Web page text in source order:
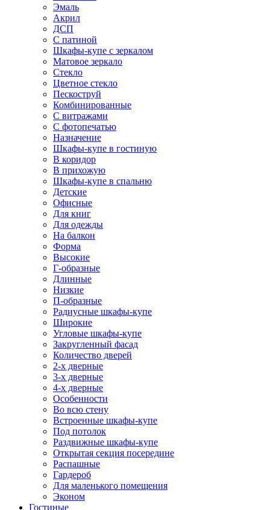
Эмаль
Акрил
ДСП
С патиной
Шкафы-купе с зеркалом
Матовое зеркало
Стекло
Цветное стекло
Пескоструй
Комбинированные
С витражами
С фотопечатью
Назначение
Шкафы-купе в гостиную
В коридор
В прихожую
Шкафы-купе в спальню
Детские
Офисные
Для книг
Для одежды
На балкон
Форма
Высокие
Г-образные
Длинные
Низкие
П-образные
Радиусные шкафы-купе
Широкие
Угловые шкафы-купе
Закругленный фасад
Количество дверей
2-х дверные
3-х дверные
4-х дверные
Особенности
Во всю стену
Встроенные шкафы-купе
Под потолок
Раздвижные шкафы-купе
Открытая секция посередине
Распашные
Гардероб
Для маленького помещения
Эконом
Гостиные